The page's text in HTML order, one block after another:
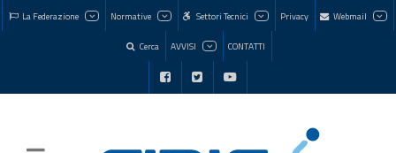
La Federazione Normative Settori Tecnici Privacy Webmail
Cerca AVVISI CONTATTI